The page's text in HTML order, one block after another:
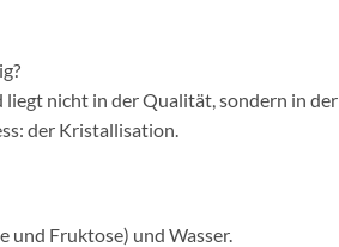
liegt nicht in der Qualität, sondern in der
der Kristallisation.
und Fruktose) und Wasser.